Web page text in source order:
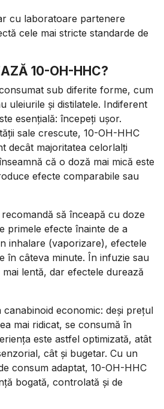
cu laboratoare partenere
cele mai stricte standarde de
10-OH-HHC?
sub diferite forme, cum
uleiurile și distilatele. Indiferent
esențială: începeți ușor.
sale crescute, 10-OH-HHC
decât majoritatea celorlalți
că o doză mai mică este
efecte comparabile sau
să înceapă cu doze
primele efecte înainte de a
inhalare (vaporizare), efectele
în câteva minute. În infuzie sau
lentă, dar efectele durează
economic: deși prețul
mai ridicat, se consumă în
este astfel optimizată, atât
cât și bugetar. Cu un
consum adaptat, 10-OH-HHC
bogată, controlată și de